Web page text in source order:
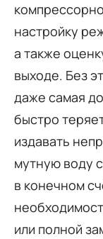
настройку
а также
выходе. Без
даже самая
быстро
издавать
мутную воду
в конечном
или полной